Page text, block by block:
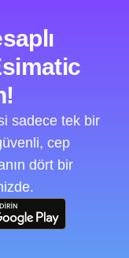
sadece tek bir
cep
dört bir